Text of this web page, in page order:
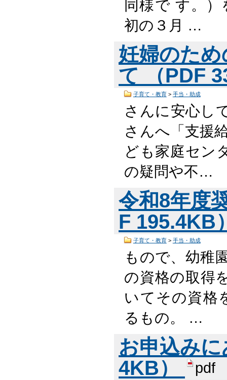
同様で す。
初の３月 …
妊婦のた
て （PDF
子育て・教育> 手当・助成
さんに安心し
さんへ「支援
ども家庭セン
の疑問や不…
令和8年度
F 195.4KB
子育て・教育> 手当・助成
もので、幼稚
の資格の取得
いてその資格
るもの。 …
お申込み
4KB）
pdf